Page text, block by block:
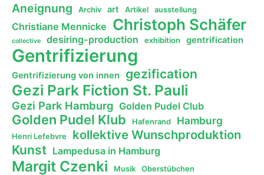
Aneignung Archiv art Artikel ausstellung
Christiane Mennicke Christoph Schäfer
collective desiring-production exhibition gentrification
Gentrifizierung
Gentrifizierung von innen gezification
Gezi Park Fiction St. Pauli
Gezi Park Hamburg Golden Pudel Club
Golden Pudel Klub Hafenrand Hamburg
Henri Lefebvre kollektive Wunschproduktion
Kunst Lampedusa in Hamburg
Margit Czenki Musik Oberstübchen